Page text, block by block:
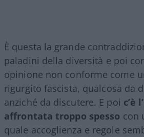
È questa la grande
paladini della diversità e poi
opinione non conforme come
rigurgito fascista, qualcosa da
anziché da discutere. E poi c’è
affrontata troppo spesso con
quale accoglienza e regole